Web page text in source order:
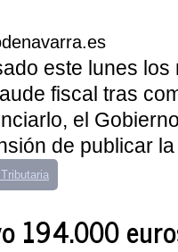
este lunes los
fiscal tras
el
de publicar
194.000